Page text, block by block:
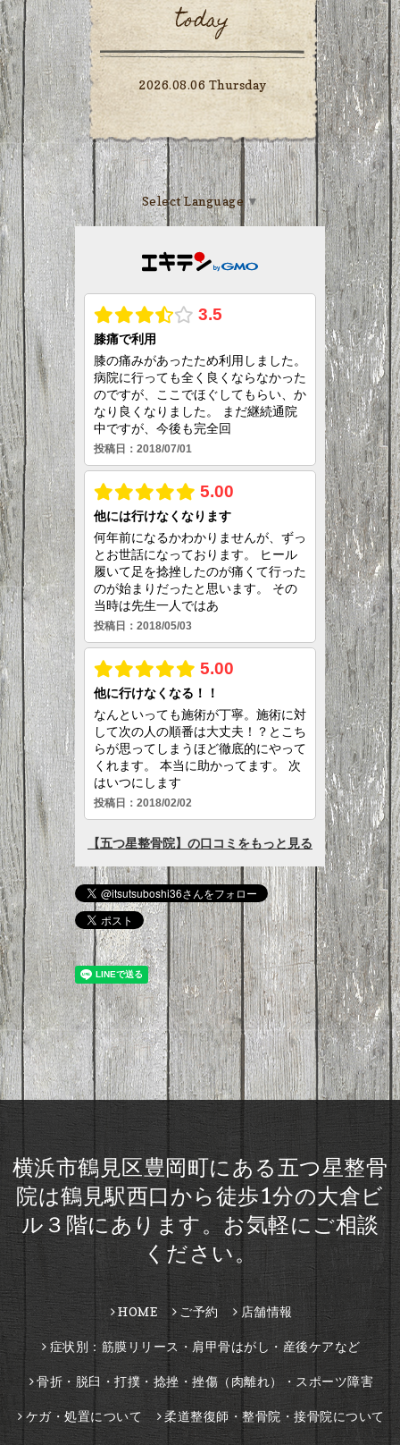
today
2026.08.06 Thursday
Select Language ▼
横浜市鶴見区豊岡町にある五つ星整骨
院は鶴見駅西口から徒歩1分の大倉ビ
ル３階にあります。お気軽にご相談
ください。
HOME ご予約 店舗情報
症状別：筋膜リリース・肩甲骨はがし・産後ケアなど
骨折・脱臼・打撲・捻挫・挫傷（肉離れ）・スポーツ障害
ケガ・処置について 柔道整復師・整骨院・接骨院について